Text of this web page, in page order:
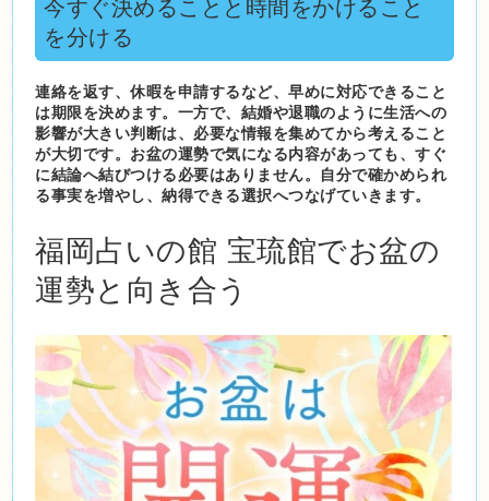
今すぐ決めることと時間をかけること
を分ける
連絡を返す、休暇を申請するなど、早めに対応できること
は期限を決めます。一方で、結婚や退職のように生活への
影響が大きい判断は、必要な情報を集めてから考えること
が大切です。お盆の運勢で気になる内容があっても、すぐ
に結論へ結びつける必要はありません。自分で確かめられ
る事実を増やし、納得できる選択へつなげていきます。
福岡占いの館 宝琉館でお盆の
運勢と向き合う